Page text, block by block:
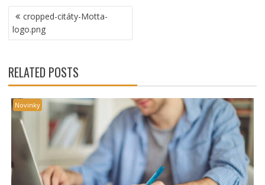
NAVIGACE
PRO
PŘÍSPĚVEK
cropped-citáty-Motta-
logo.png
RELATED POSTS
Novinky